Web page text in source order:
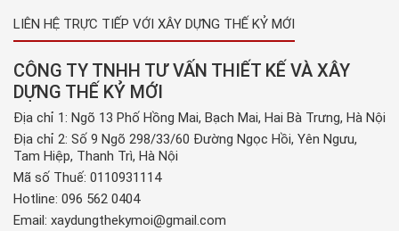
LIÊN HỆ TRỰC TIẾP VỚI XÂY DỰNG THẾ KỶ MỚI
CÔNG TY TNHH TƯ VẤN THIẾT KẾ VÀ XÂY
DỰNG THẾ KỶ MỚI
Địa chỉ 1: Ngõ 13 Phố Hồng Mai, Bạch Mai, Hai Bà Trưng, Hà Nội
Địa chỉ 2: Số 9 Ngõ 298/33/60 Đường Ngọc Hồi, Yên Ngưu,
Tam Hiệp, Thanh Trì, Hà Nội
Mã số Thuế: 0110931114
Hotline: 096 562 0404
Email: xaydungthekymoi@gmail.com